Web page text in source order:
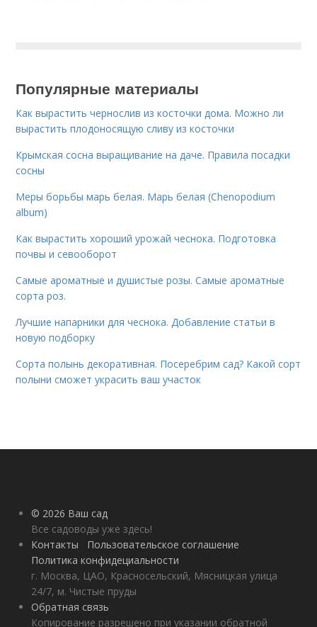
Популярные материалы
Как вырастить чернослив из косточки дома. Можно ли
вырастить плодоносящую сливу из косточки
Крымская сосна выращивание на даче. Правила посадки
сосны
Меры борьбы марь белая. Марь белая (Chenopodium
album)
Как вырастить хороший урожай чеснока. Подготовка
почвы и севооборот
Самые ароматные и душистые розы. Самые ароматные
сорта роз.
Лучшие напарники для чеснока. Добавление статьи в
новую подборку
Сорта полынь декоративная. Посеребрим сад? Какой сорт
полыни сможет украсить ваш участок
© 2026 Ваш сад
Все садоводы уже здесь!
Контакты
Пользовательское соглашение
Политика конфидециальности
г. Москва, ЦАО, Красносельский, Мясницкая улица
24/7, м. Чистые пруды
Обратная связь
Копирование разрешено при указании обратной